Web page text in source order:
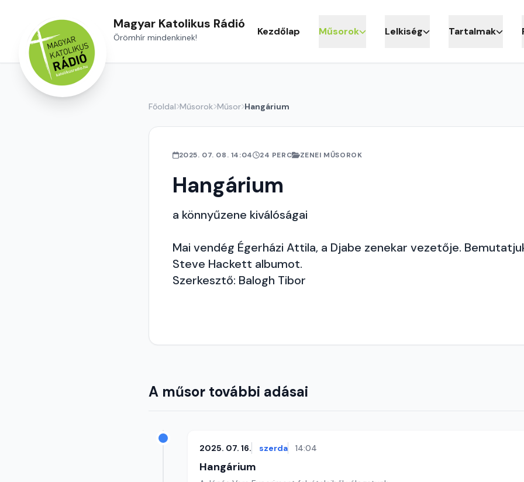
Magyar Katolikus Rádió
Örömhír mindenkinek! Kezdőlap Műsorok Lelkiség Tartalmak
Főoldal Műsorok Műsor Hangárium
2025. 07. 08. 14:04 24 PERC ZENEI MŰSOROK
Hangárium
a könnyűzene kiválóságai
Mai vendég Égerházi Attila, a Djabe zenekar vezetője.
Steve Hackett albumot.
Szerkesztő: Balogh Tibor
A műsor további adásai
2025. 07. 16. szerda 14:04
Hangárium